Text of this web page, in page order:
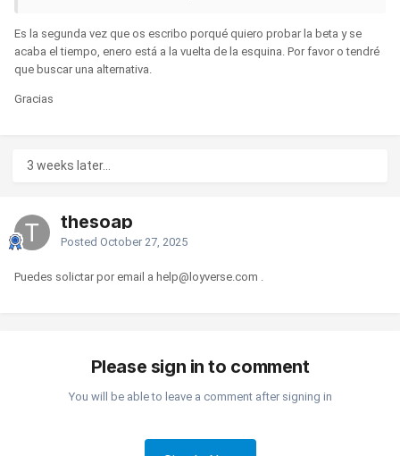
guiaremos con los siguientes pasos para comenzar.
Atentamente,
Equipo de Loyverse
Es la segunda vez que os escribo porqué quiero probar la beta y se
acaba el tiempo, enero está a la vuelta de la esquina. Por favor o tendré
que buscar una alternativa.
Gracias
3 weeks later...
thesoap
Posted October 27, 2025
Puedes solictar por email a help@loyverse.com .
Please sign in to comment
You will be able to leave a comment after signing in